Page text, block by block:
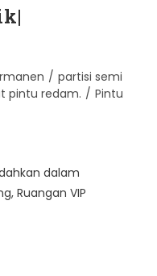
/ partisi semi
pintu redam. / Pintu
dalam
Ruangan VIP